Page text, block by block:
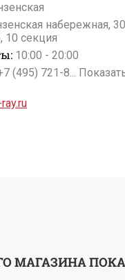
набережная,
10 секция
10:00 - 20:00
(495) 721-8...
МАГАЗИНА